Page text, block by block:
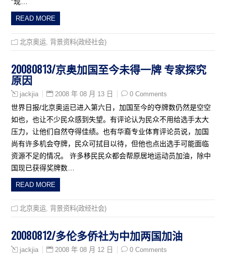
READ MORE
北京奥运 背景资料(政经社会)
20080813/京奥加国至今未得一牌 专家探究
原因
jackjia 2008 年 08 月 13 日 0 Comments
世界日报/北京奥运已进入第六日，加国至今的夺牌数仍然是空空
如也，也让不少民众感到失望。有评论认为民众不用给选手太大
压力，让他们自然夺得佳绩。也有华裔专业体育评论员说，加国
尚有许多机会夺牌，民众可拭目以待，但他也点出选手可能面临
资源不足的情况。 许多移民民众都会帮原居地运动员加油，除中
国现已获得奖牌数…
READ MORE
北京奥运 背景资料(政经社会)
20080812/多伦多侨社为中加两国加油
jackjia 2008 年 08 月 12 日 0 Comments